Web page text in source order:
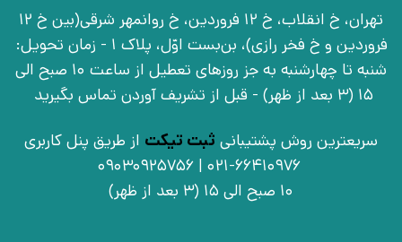
تهران، خ انقلاب، خ 12 فروردین، خ روانمهر شرقی(بین خ 12
فروردین و خ فخر رازی)، بن‌بست اوّل، پلاک 1 - زمان تحویل:
شنبه تا چهارشنبه به جز روزهای تعطیل از ساعت 10 صبح الی
15 (3 بعد از ظهر) - قبل از تشریف آوردن تماس بگیرید
سریعترین روش پشتیبانی ثبت تیکت از طریق پنل کاربری
021-66410976 | 09030925756
10 صبح الی 15 (3 بعد از ظهر)